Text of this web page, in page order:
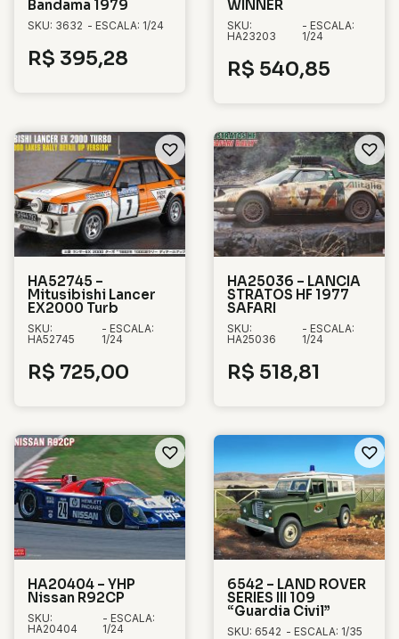
Bandama 1979
SKU: 3632 - ESCALA: 1/24
R$ 395,28
WINNER
SKU:
HA23203
- ESCALA:
1/24
R$ 540,85
HA52745 –
Mitusibishi Lancer
EX2000 Turb
SKU:
HA52745
- ESCALA:
1/24
R$ 725,00
HA25036 – LANCIA
STRATOS HF 1977
SAFARI
SKU:
HA25036
- ESCALA:
1/24
R$ 518,81
HA20404 – YHP
Nissan R92CP
SKU:
HA20404
- ESCALA:
1/24
6542 – LAND ROVER
SERIES III 109
“Guardia Civil”
SKU: 6542 - ESCALA: 1/35